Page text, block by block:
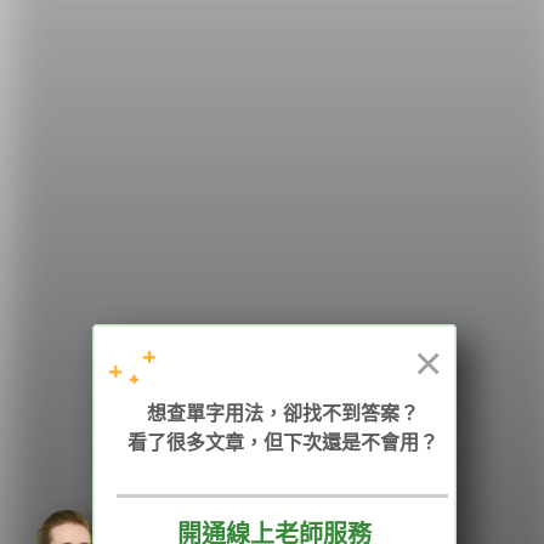
HOPE English 希平方學英文
加入我們 / 追蹤：
電話：02-2727-1778 ( 週一至週五 9:00-12:00、13:30-18:00，國定假日除外 )
×
想查單字用法，卻找不到答案？
看了很多文章，但下次還是不會用？
開通線上老師服務